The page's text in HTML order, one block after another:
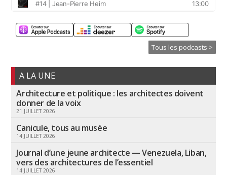
Tous les podcasts >
A LA UNE
Architecture et politique : les architectes doivent
donner de la voix
21 JUILLET 2026
Canicule, tous au musée
14 JUILLET 2026
Journal d’une jeune architecte — Venezuela, Liban,
vers des architectures de l’essentiel
14 JUILLET 2026